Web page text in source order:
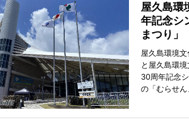
屋久島環
年記念シ
まつり」
屋久島環境文
と屋久島環
30周年記念
の「むらせん